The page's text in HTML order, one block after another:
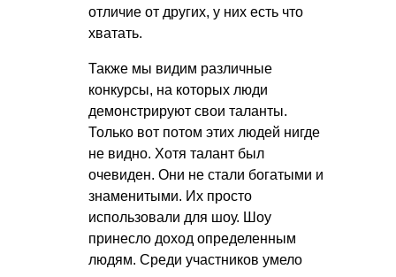
отличие от других, у них есть что
хватать.
Также мы видим различные
конкурсы, на которых люди
демонстрируют свои таланты.
Только вот потом этих людей нигде
не видно. Хотя талант был
очевиден. Они не стали богатыми и
знаменитыми. Их просто
использовали для шоу. Шоу
принесло доход определенным
людям. Среди участников умело